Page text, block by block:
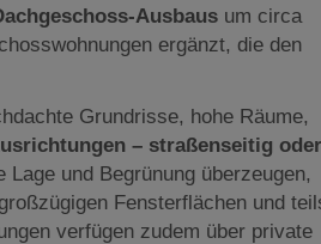
Ausbaus um circa
ergänzt, die den
Grundrisse, hohe Räume,
– straßenseitig oder
und Begrünung überzeugen,
Fensterflächen und
verfügen zudem über private